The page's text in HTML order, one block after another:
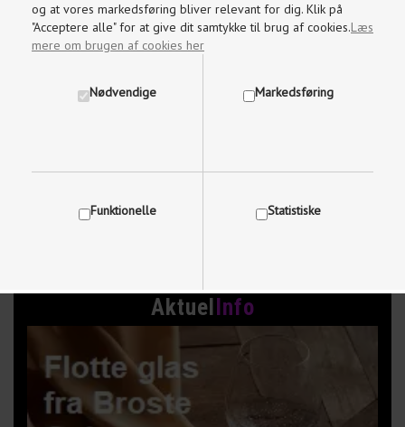
og at vores markedsføring bliver relevant for dig. Klik på
"Acceptere alle" for at give dit samtykke til brug af cookies.Læs
mere om brugen af cookies her
Nødvendige Markedsføring
Funktionelle Statistiske
Vis cookie detaljer
AktuelInfo